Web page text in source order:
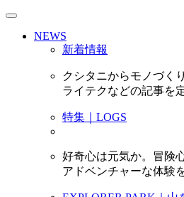
NEWS
新着情報
クシタニからモノづく
ライテクなどの記事
特集｜LOGS
好奇心は元気か。冒険
アドベンチャーな体験